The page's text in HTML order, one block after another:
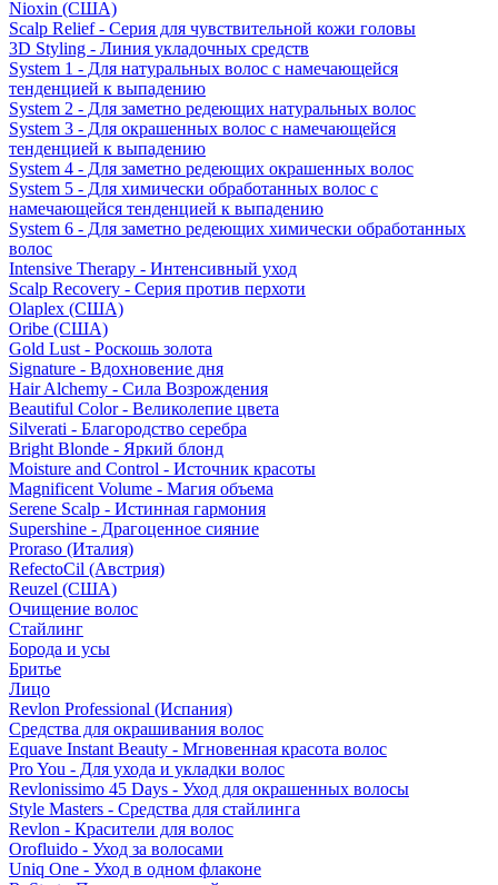
Nioxin (США)
Scalp Relief - Серия для чувствительной кожи головы
3D Styling - Линия укладочных средств
System 1 - Для натуральных волос с намечающейся
тенденцией к выпадению
System 2 - Для заметно редеющих натуральных волос
System 3 - Для окрашенных волос с намечающейся
тенденцией к выпадению
System 4 - Для заметно редеющих окрашенных волос
System 5 - Для химически обработанных волос с
намечающейся тенденцией к выпадению
System 6 - Для заметно редеющих химически обработанных
волос
Intensive Therapy - Интенсивный уход
Scalp Recovery - Серия против перхоти
Olaplex (США)
Oribe (США)
Gold Lust - Роскошь золота
Signature - Вдохновение дня
Hair Alchemy - Сила Возрождения
Beautiful Color - Великолепие цвета
Silverati - Благородство серебра
Bright Blonde - Яркий блонд
Moisture and Control - Источник красоты
Magnificent Volume - Магия объема
Serene Scalp - Истинная гармония
Supershine - Драгоценное сияние
Proraso (Италия)
RefectoCil (Австрия)
Reuzel (США)
Очищение волос
Стайлинг
Борода и усы
Бритье
Лицо
Revlon Professional (Испания)
Средства для окрашивания волос
Equave Instant Beauty - Мгновенная красота волос
Pro You - Для ухода и укладки волос
Revlonissimo 45 Days - Уход для окрашенных волосы
Style Masters - Средства для стайлинга
Revlon - Красители для волос
Orofluido - Уход за волосами
Uniq One - Уход в одном флаконе